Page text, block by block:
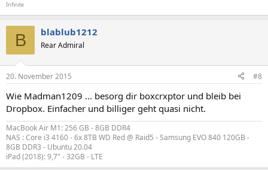
Infinite
B blablub1212
Rear Admiral
20. November 2015 #8
Wie Madman1209 ... besorg dir boxcrxptor und bleib bei
Dropbox. Einfacher und billiger geht quasi nicht.
MacBook Air M1: 256 GB - 8GB DDR4
NAS : Core i3 4160 - 6x 8TB WD Red @ Raid5 - Samsung EVO 840 120GB -
8GB DDR3 - Ubuntu 20.04
iPad (2018): 9,7" - 32GB - LTE